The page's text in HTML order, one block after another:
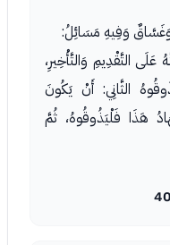
وَفِيهِ مَسَائِلُ:
عَلَى التَّقْدِيمِ وَالتَّأْخِيرِ،
الثَّانِي: أَنْ يَكُونَ
هَذَا فَلْيَذُوقُوهُ، ثُمَّ